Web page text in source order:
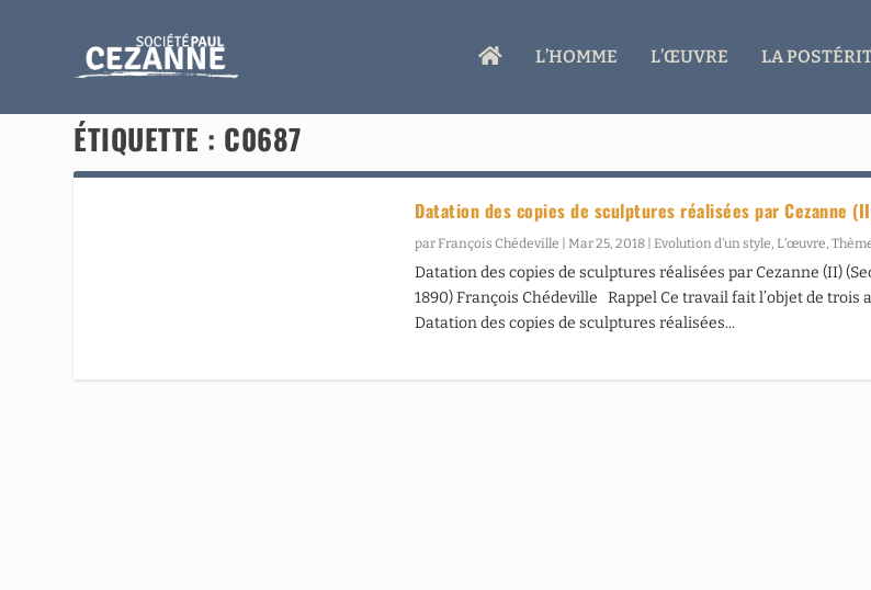
A
L’HOMME L’ŒUVRE LA
ÉTIQUETTE : C0687
Datation des copies de sculptures réalisées par Cezanne
parFrançois Chédeville |Mar 25, 2018 |Evolution d’un style,L’œuvre,
Datation des copies de sculptures réalisées par Cezanne (II)
1890) François Chédeville Rappel Ce travail fait l’objet de trois
Datation des copies de sculptures réalisées...